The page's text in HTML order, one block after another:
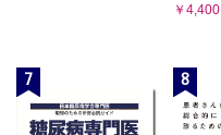
￥4,400
7 8